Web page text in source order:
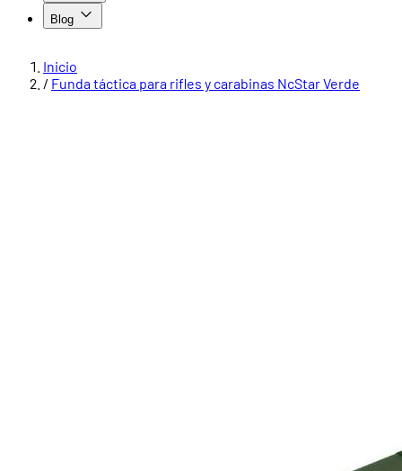
Blog
Inicio
/ Funda táctica para rifles y carabinas NcStar Verde